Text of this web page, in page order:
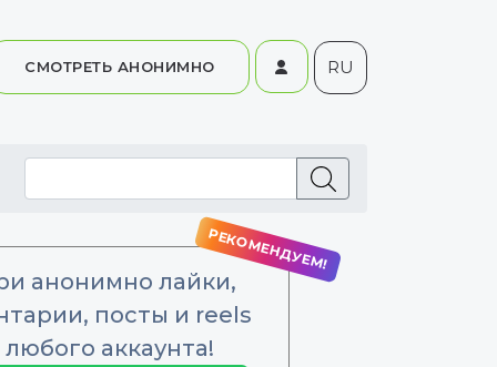
СМОТРЕТЬ АНОНИМНО RU
анонимно лайки,
посты и reels
аккаунта!